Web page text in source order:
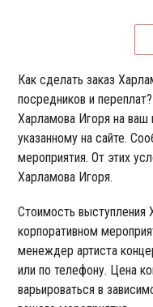
Как сделать заказ
посредников и
Харламова Игоря на ваш
указанному на сайте.
мероприятия. От этих
Харламова Игоря.
Стоимость выступления
корпоративном
менеждер артиста
или по телефону. Цена
варьироваться в